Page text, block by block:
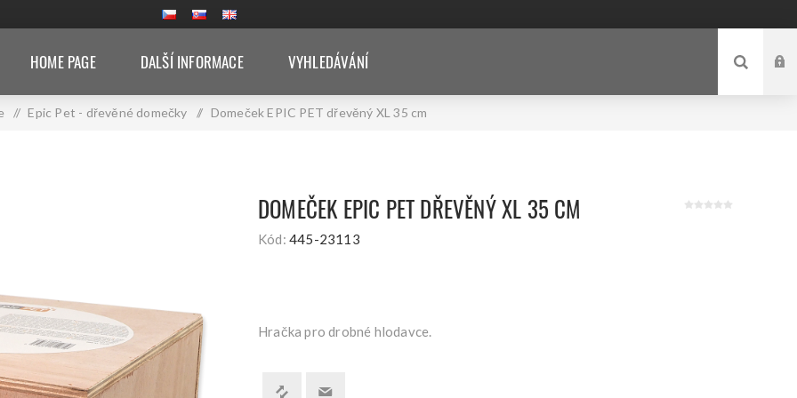
HOME PAGE DALŠÍ INFORMACE VYHLEDÁVÁNÍ
/ Epic Pet - dřevěné domečky / Domeček EPIC PET dřevěný XL 35 cm
DOMEČEK EPIC PET DŘEVĚNÝ XL 35 CM
Kód: 445-23113
Hračka pro drobné hlodavce.